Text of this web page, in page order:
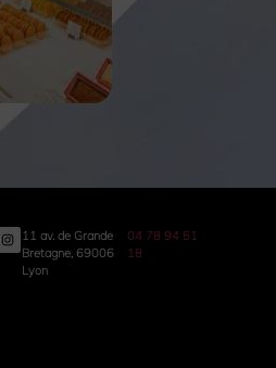
11 av. de Grande
Bretagne, 69006
Lyon
04 78 94 51
18